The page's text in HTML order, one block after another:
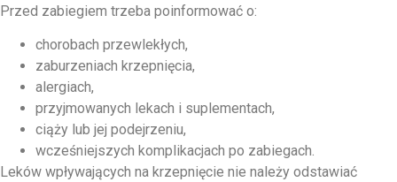
Przed zabiegiem trzeba poinformować o:
chorobach przewlekłych,
zaburzeniach krzepnięcia,
alergiach,
przyjmowanych lekach i suplementach,
ciąży lub jej podejrzeniu,
wcześniejszych komplikacjach po zabiegach.
Leków wpływających na krzepnięcie nie należy odstawiać